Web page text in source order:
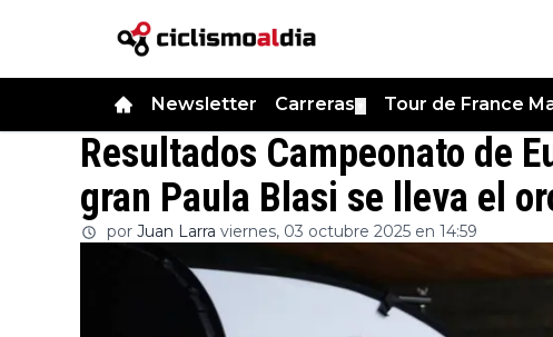
Newsletter Carreras Tour de France
Resultados Campeonato de
gran Paula Blasi se lleva el
por Juan Larra viernes, 03 octubre 2025 en 14:59